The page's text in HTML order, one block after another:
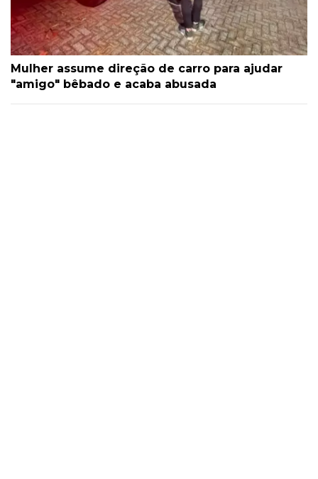
Mulher assume direção de carro para ajudar
"amigo" bêbado e acaba abusada